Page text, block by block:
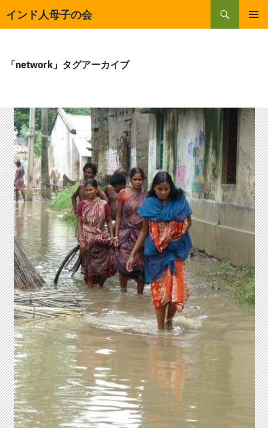
キ
ッ
プ
インド人母子の会
索
「network」タグアーカイブ